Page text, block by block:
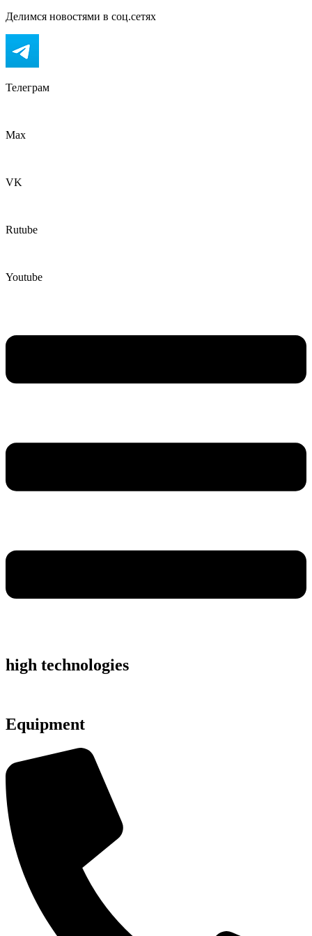
Делимся новостями в соц.сетях
Телеграм
Max
VK
Rutube
Youtube
high technologies
Equipment